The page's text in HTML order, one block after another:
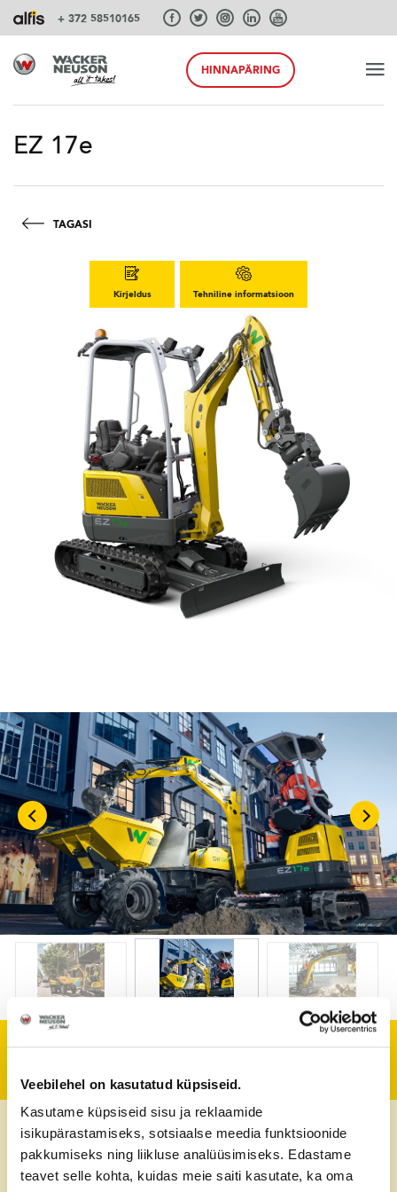
Veebilehel on kasutatud küpsiseid.
Kasutame küpsiseid sisu ja reklaamide
isikupärastamiseks, sotsiaalse meedia funktsioonide
pakkumiseks ning liikluse analüüsimiseks. Edastame
teavet selle kohta, kuidas meie saiti kasutate, ka oma
+ 372 58510165
TOOTED
SÜSTEEMID
AKSESSUAARID
KASUTATUD TEHNIKA
KARJÄÄR
MEIST
KONTAKT
HINNAPÄRING
EZ 17e
TAGASI
Kirjeldus Tehniline informatsioon
Mootor Elektrimootor
Mootori võimsus 16,5 kW